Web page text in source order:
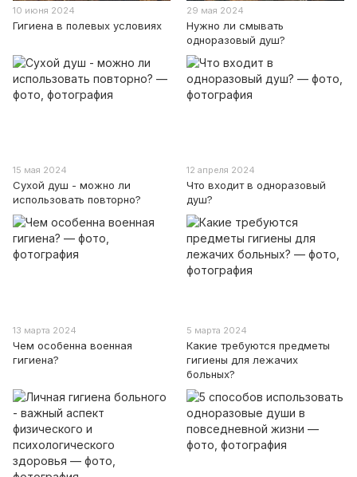
10 июня 2024
Гигиена в полевых условиях
29 мая 2024
Нужно ли смывать
одноразовый душ?
15 мая 2024
Сухой душ - можно ли
использовать повторно?
12 апреля 2024
Что входит в одноразовый
душ?
13 марта 2024
Чем особенна военная
гигиена?
5 марта 2024
Какие требуются предметы
гигиены для лежачих
больных?